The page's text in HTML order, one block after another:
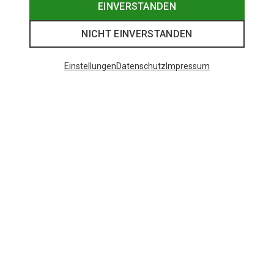
EINVERSTANDEN
NICHT EINVERSTANDEN
EinstellungenDatenschutz Impressum